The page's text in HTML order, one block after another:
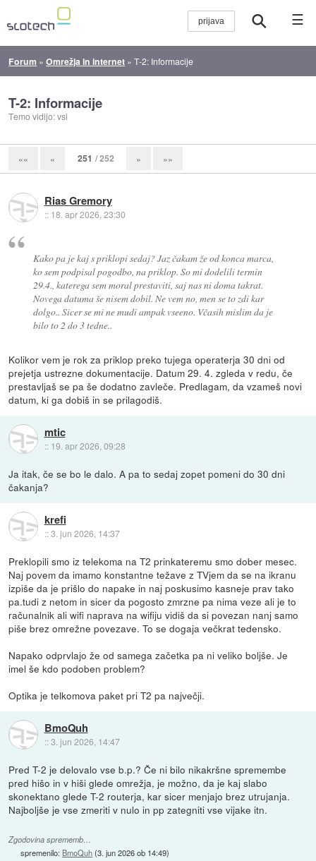
☰
Forum »Omrežja in internet »T-2: Informacije
T-2: Informacije
Temo vidijo: vsi
«« « 251 / 252 » »»
Rias Gremory
:: 18. apr 2026, 23:30
Kako pa je kaj s priklopi sedaj? Jaz čakam že od konca marca,
ko sem podpisal pogodbo, na priklop. So mi dodelili termin
29.4., katerega sem moral prestaviti, saj nas ni doma takrat.
Novega datuma še nisem dobil. Ne vem no, men se to zdi kar
dolgo.. Sicer se mi ne mudi ampak vseeno. Včasih mislim da je
bilo to 2 do 3 tedne..
Kolikor vem je rok za priklop preko tujega operaterja 30 dni od
prejetja ustrezne dokumentacije. Datum 29. 4. zgleda v redu, če
prestavljaš se pa še dodatno zavleče. Predlagam, da vzameš novi
datum, ki ga dobiš in se prilagodiš.
mtic
:: 19. apr 2026, 09:28
Ja itak, če se bo le dalo. A pa to sedaj zopet pomeni do 30 dni
čakanja?
krefi
::3. jun 2026, 14:37
Preklopili smo iz telekoma na T2 prinkateremu smo dober mesec.
Naj povem da imamo konstantne težave z TVjem da se na ikranu
izpiše da je prišlo do napake in naj poskusimo kasneje prav tako
pa.tudi z netom in sicer da pogosto zmrzne pa nima veze ali je to
računalnik ali wifi naprava na wifiju vidiš da si povezan nanj samo
piše brez omrežne povezave. To se dogaja večkrat tedensko.
Napako odprvlajo že od samega začetka pa ni veliko boljše. Je
imel še kdo podoben problem?
Optika je telkomova paket pri T2 pa največji.
BmoQuh
::3. jun 2026, 14:47
Pred T-2 je delovalo vse b.p.? Če ni bilo nikakršne spremembe
pred hišo in v hiši glede omrežja, je možno, da je kaj slabo
skonektano glede T-2 routerja, kar sicer menjajo brez utrujanja.
Najboljše je vse zmeriti v nulo in pp zategniti vse vijake itn.
Zgodovina sprememb…
spremenilo: BmoQuh(3. jun 2026 ob 14:49)